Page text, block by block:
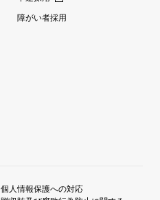
障がい者採用
個人情報保護への対応